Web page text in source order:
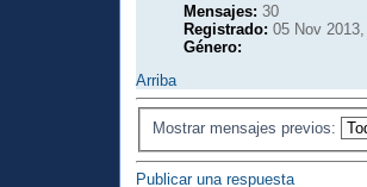
Mensajes: 30
Registrado: 05 Nov
Género:
Arriba
Mostrar mensajes previos:
Publicar una respuesta